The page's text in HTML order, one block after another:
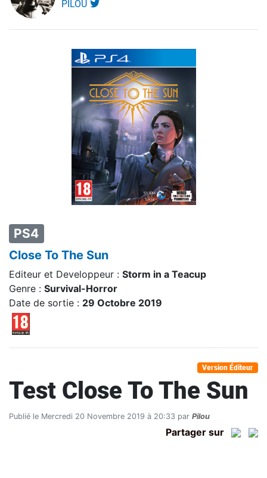
PILOU
PS4
Close To The Sun
Editeur et Developpeur : Storm in a Teacup
Genre : Survival-Horror
Date de sortie : 29 Octobre 2019
Version Éditeur
Test Close To The Sun
Publié le Mercredi 20 Novembre 2019 à 20:33 par Pilou
Partager sur